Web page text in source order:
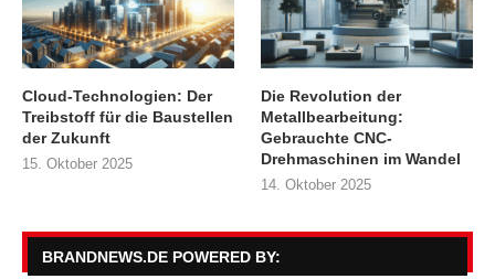
Cloud-Technologien: Der
Treibstoff für die Baustellen
der Zukunft
15. Oktober 2025
Die Revolution der
Metallbearbeitung:
Gebrauchte CNC-
Drehmaschinen im Wandel
14. Oktober 2025
BRANDNEWS.DE POWERED BY: